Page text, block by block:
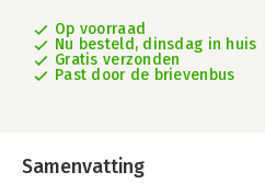
Op voorraad
Nu besteld, dinsdag in huis
Gratis verzonden
Past door de brievenbus
Samenvatting